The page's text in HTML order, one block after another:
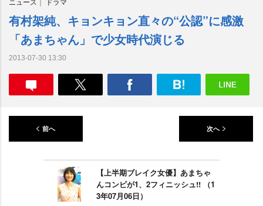
t
e
有村架純、キョンキョン直々の“公認”に感激
「あまちゃん」で少女時代演じる
2013-07-30 13:30
前へ 次へ
【上半期ブレイク女優】あまちゃ
んコンビが1、2フィニッシュ!! （1
3年07月06日）